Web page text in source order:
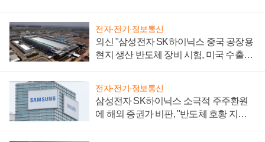
전자·전기·정보통신
외신 "삼성전자 SK하이닉스 중국 공장용
현지 생산 반도체 장비 시험, 미국 수출통
전자·전기·정보통신
삼성전자 SK하이닉스 소극적 주주환원
에 해외 증권가 비판, "반도체 호황 지속